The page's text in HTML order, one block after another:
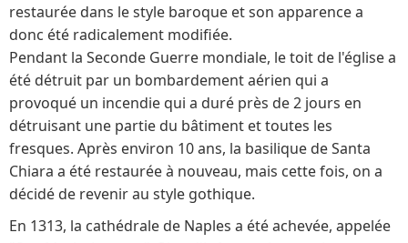
restaurée dans le style baroque et son apparence a
donc été radicalement modifiée.
Pendant la Seconde Guerre mondiale, le toit de l'église a
été détruit par un bombardement aérien qui a
provoqué un incendie qui a duré près de 2 jours en
détruisant une partie du bâtiment et toutes les
fresques. Après environ 10 ans, la basilique de Santa
Chiara a été restaurée à nouveau, mais cette fois, on a
décidé de revenir au style gothique.
En 1313, la cathédrale de Naples a été achevée, appelée